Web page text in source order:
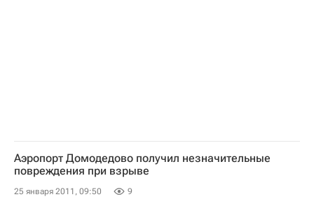
Аэропорт Домодедово получил незначительные
повреждения при взрыве
25 января 2011, 09:50 9